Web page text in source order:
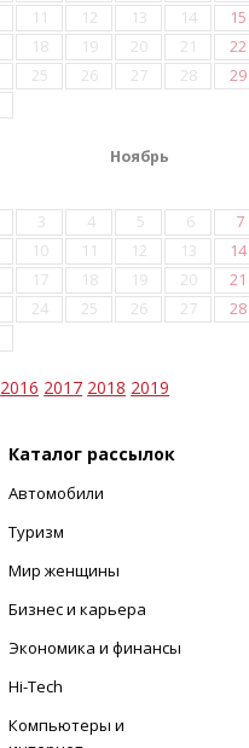
11 12 13 14 15
18 19 20 21 22
25 26 27 28 29
Ноябрь
3 4 5 6 7
10 11 12 13 14
17 18 19 20 21
24 25 26 27 28
2016 2017 2018 2019
Каталог рассылок
Автомобили
Туризм
Мир женщины
Бизнес и карьера
Экономика и финансы
Hi-Tech
Компьютеры и